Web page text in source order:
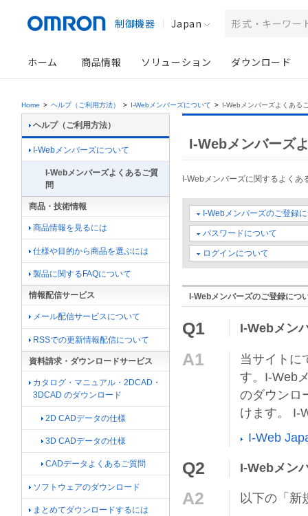
制御機器 Japan
ホーム 商品情報 ソリューション ダウンロード
Home > ヘルプ（ご利用方法） > I-Webメンバーズについて > I-Webメンバーズよくある
ヘルプ（ご利用方法）
I-Webメンバーズについて
I-Webメンバーズよくあるご質
問
商品・技術情報
商品情報を見るには
仕様や目的から商品を選ぶには
製品に関するFAQについて
情報配信サービス
メール配信サービスについて
RSSでの更新情報配信について
資料請求・ダウンロードサービス
カタログ・マニュアル・2DCAD・
3DCAD のダウンロード
2D CADデータの仕様
3D CADデータの仕様
CADデータよくあるご質問
ソフトウェアのダウンロード
まとめてダウンロードするには
I-Webメンバーズ
I-Webメンバーズに関するよくあ
I-Webメンバーズのご登録
パスワードについて
ログインについて
I-Webメンバーズのご登録につ
Q1 I-Webメン
A1
当サイトに
す。I-Web
のダウンロ
けます。 I-
I-Web
Q2 I-Webメン
A2 以下の「新